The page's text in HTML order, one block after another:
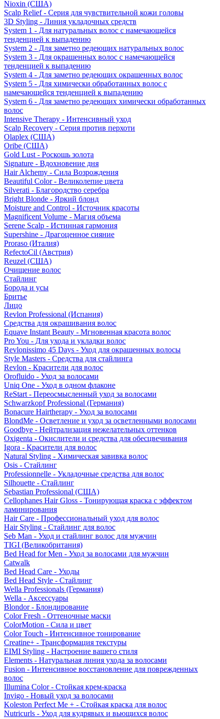
Nioxin (США)
Scalp Relief - Серия для чувствительной кожи головы
3D Styling - Линия укладочных средств
System 1 - Для натуральных волос с намечающейся
тенденцией к выпадению
System 2 - Для заметно редеющих натуральных волос
System 3 - Для окрашенных волос с намечающейся
тенденцией к выпадению
System 4 - Для заметно редеющих окрашенных волос
System 5 - Для химически обработанных волос с
намечающейся тенденцией к выпадению
System 6 - Для заметно редеющих химически обработанных
волос
Intensive Therapy - Интенсивный уход
Scalp Recovery - Серия против перхоти
Olaplex (США)
Oribe (США)
Gold Lust - Роскошь золота
Signature - Вдохновение дня
Hair Alchemy - Сила Возрождения
Beautiful Color - Великолепие цвета
Silverati - Благородство серебра
Bright Blonde - Яркий блонд
Moisture and Control - Источник красоты
Magnificent Volume - Магия объема
Serene Scalp - Истинная гармония
Supershine - Драгоценное сияние
Proraso (Италия)
RefectoCil (Австрия)
Reuzel (США)
Очищение волос
Стайлинг
Борода и усы
Бритье
Лицо
Revlon Professional (Испания)
Средства для окрашивания волос
Equave Instant Beauty - Мгновенная красота волос
Pro You - Для ухода и укладки волос
Revlonissimo 45 Days - Уход для окрашенных волосы
Style Masters - Средства для стайлинга
Revlon - Красители для волос
Orofluido - Уход за волосами
Uniq One - Уход в одном флаконе
ReStart - Переосмысленный уход за волосами
Schwarzkopf Professional (Германия)
Bonacure Hairtherapy - Уход за волосами
BlondMe - Осветление и уход за осветленными волосами
Goodbye - Нейтрализация нежелательных оттенков
Oxigenta - Окислители и средства для обесцвечивания
Igora - Красители для волос
Natural Styling - Химическая завивка волос
Osis - Стайлинг
Professionnelle - Укладочные средства для волос
Silhouette - Стайлинг
Sebastian Professional (США)
Cellophanes Hair Gloss - Тонирующая краска с эффектом
ламинирования
Hair Care - Профессиональный уход для волос
Hair Styling - Стайлинг для волос
Seb Man - Уход и стайлинг волос для мужчин
TIGI (Великобритания)
Bed Head for Men - Уход за волосами для мужчин
Catwalk
Bed Head Care - Уходы
Bed Head Style - Стайлинг
Wella Professionals (Германия)
Wella - Аксессуары
Blondor - Блондирование
Color Fresh - Оттеночные маски
ColorMotion - Сила и цвет
Color Touch - Интенсивное тонирование
Creatine+ - Трансформация текстуры
EIMI Styling - Настроение вашего стиля
Elements - Натуральная линия ухода за волосами
Fusion - Интенсивное восстановление для поврежденных
волос
Illumina Color - Стойкая крем-краска
Invigo - Новый уход за волосами
Koleston Perfect Me + - Стойкая краска для волос
Nutricurls - Уход для кудрявых и вьющихся волос